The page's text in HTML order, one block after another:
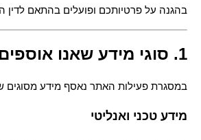
בהגנה על פרטיותכם ופועלים בהתאם לדין
1. סוגי מידע שאנו אוספים
במסגרת פעילות האתר נאסף מידע מסוגים
מידע טכני ואנליטי